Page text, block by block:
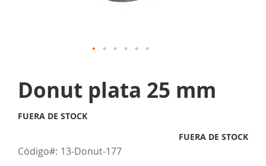
the
beginning
of
the
gallery
Donut plata 25 mm
FUERA DE STOCK
FUERA DE STOCK
Código 13-Donut-177